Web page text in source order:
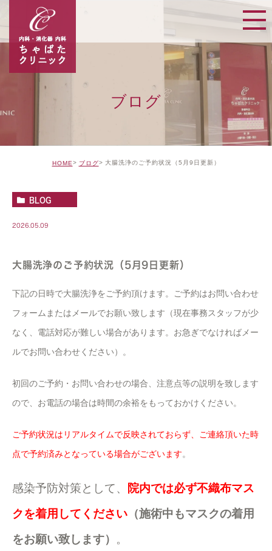
ブログ
HOME ブログ 大腸洗浄のご予約状況（5月9日更新）
BLOG
2026.05.09
大腸洗浄のご予約状況（5月9日更新）
下記の日時で大腸洗浄をご予約頂けます。ご予約はお問い合わせ
フォームまたはメールでお願い致します（現在事務スタッフが少
なく、電話対応が難しい場合があります。お急ぎでなければメー
ルでお問い合わせください）。
初回のご予約・お問い合わせの場合、注意点等の説明を致します
ので、お電話の場合は時間の余裕をもっておかけください。
ご予約状況はリアルタイムで反映されておらず、ご連絡頂いた時
点で予約済みとなっている場合がございます。
感染予防対策として、
院内では必ず不織布マス
クを着用してください （施術中もマスクの着用
をお願い致します） 。